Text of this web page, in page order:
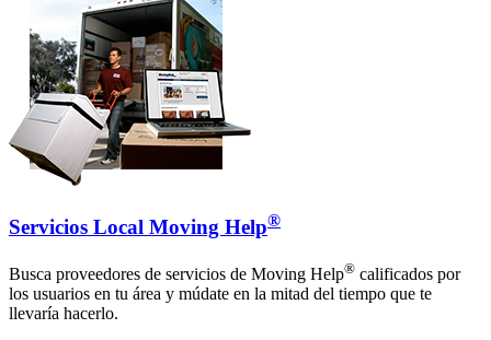
Servicios Local Moving Help®
Busca proveedores de servicios de Moving Help® calificados por
los usuarios en tu área y múdate en la mitad del tiempo que te
llevaría hacerlo.